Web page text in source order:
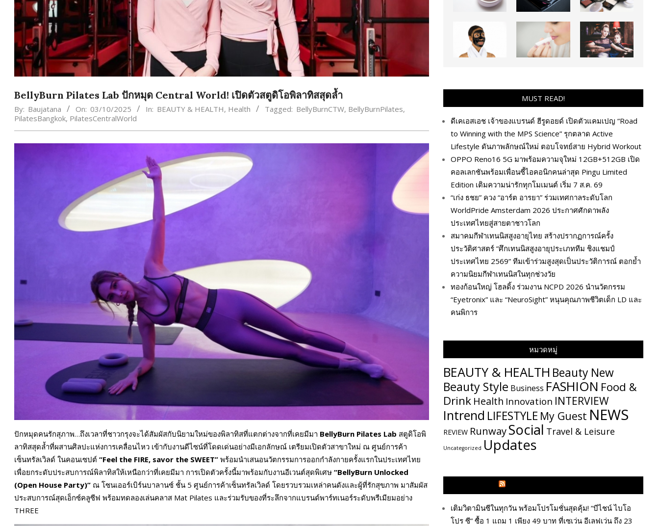
BellyBurn Pilates Lab ปักหมุด Central World! เปิดตัวสตูดิโอพิลาทิสสุดล้ำ
By: Baujatana On: 03/10/2025 In: BEAUTY & HEALTH, Health Tagged: BellyBurnCTW, BellyBurnPilates,
PilatesBangkok, PilatesCentralWorld
ปักหมุดคนรักสุภาพ…ถึงเวลาที่ชาวกรุงจะได้สัมผัสกับนิยามใหม่ของพิลาทิสที่แตกต่างจากที่เคยมีมา BellyBurn Pilates Lab สตูดิโอพิ
ลาทิสสุดล้ำที่ผสานศิลปะแห่งการเคลื่อนไหว เข้ากับงานดีไซน์ที่โดดเด่นอย่างมีเอกลักษณ์ เตรียมเปิดตัวสาขาใหม่ ณ ศูนย์การค้า
เซ็นทรัลเวิลด์ ในคอนเซปต์ “Feel the FIRE, savor the SWEET” พร้อมนำเสนอนวัตกรรมการออกกำลังกายครั้งแรกในประเทศไทย
เพื่อยกระดับประสบการณ์พิลาทิสให้เหนือกว่าที่เคยมีมา การเปิดตัวครั้งนี้มาพร้อมกับงานอีเวนต์สุดพิเศษ “BellyBurn Unlocked
(Open House Party)” ณ โซนเออร์เบิร์นบาลานซ์ ชั้น 5 ศูนย์การค้าเซ็นทรัลเวิลด์ โดยรวบรวมเหล่าคนดังและผู้ที่รักสุขภาพ มาสัมผัส
ประสบการณ์สุดเอ็กซ์คลูซีฟ พร้อมทดลองเล่นคลาส Mat Pilates และร่วมรับของที่ระลึกจากแบรนด์พาร์ทเนอร์ระดับพรีเมียมอย่าง
THREE
MUST READ!
ดีเคเอสเอช เจ้าของแบรนด์ ฮีรูดอยด์ เปิดตัวแคมเปญ “Road
to Winning with the MPS Science” รุกตลาด Active
Lifestyle ดันภาพลักษณ์ใหม่ ตอบโจทย์สาย Hybrid Workout
OPPO Reno16 5G มาพร้อมความจุใหม่ 12GB+512GB เปิด
คอลเลกชันพร้อมเพื่อนซี้ไอคอนิกคนล่าสุด Pingu Limited
Edition เติมความน่ารักทุกโมเมนต์ เริ่ม 7 ส.ค. 69
“เก่ง ธชย” ควง “อาร์ต อารยา” ร่วมเทศกาลระดับโลก
WorldPride Amsterdam 2026 ประกาศศักดาพลัง
ประเทศไทยสู่สายตาชาวโลก
สมาคมกีฬาเทนนิสสูงอายุไทย สร้างปรากฏการณ์ครั้ง
ประวัติศาสตร์ “ศึกเทนนิสสูงอายุประเภททีม ชิงแชมป์
ประเทศไทย 2569” ทีมเข้าร่วมสูงสุดเป็นประวัติการณ์ ตอกย้ำ
ความนิยมกีฬาเทนนิสในทุกช่วงวัย
ทองก้อนใหญ่ โฮลดิ้ง ร่วมงาน NCPD 2026 นำนวัตกรรม
“Eyetronix” และ “NeuroSight” หนุนคุณภาพชีวิตเด็ก LD และ
คนพิการ
หมวดหมู่
BEAUTY & HEALTH Beauty New
Beauty Style Business FASHION Food &
Drink Health Innovation INTERVIEW
Intrend LIFESTYLE My​ Guest NEWS
REVIEW RunwaySocial Travel & Leisure
Uncategorized Updates
เติมวิตามินซีในทุกวัน พร้อมโปรโมชั่นสุดคุ้ม! “บีไชน์ ไบโอ
โปร ซี” ซื้อ 1 แถม 1 เพียง 49 บาท ที่เซเว่น อีเลฟเว่น ถึง 23